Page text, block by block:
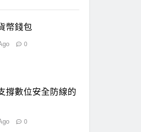
幣錢包
0
撐數位安全防線的
0